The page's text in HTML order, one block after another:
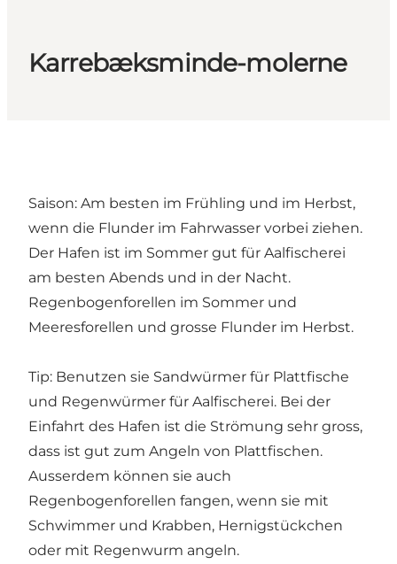
Karrebæksminde-molerne
Saison: Am besten im Frühling und im Herbst,
wenn die Flunder im Fahrwasser vorbei ziehen.
Der Hafen ist im Sommer gut für Aalfischerei
am besten Abends und in der Nacht.
Regenbogenforellen im Sommer und
Meeresforellen und grosse Flunder im Herbst.
Tip: Benutzen sie Sandwürmer für Plattfische
und Regenwürmer für Aalfischerei. Bei der
Einfahrt des Hafen ist die Strömung sehr gross,
dass ist gut zum Angeln von Plattfischen.
Ausserdem können sie auch
Regenbogenforellen fangen, wenn sie mit
Schwimmer und Krabben, Hernigstückchen
oder mit Regenwurm angeln.